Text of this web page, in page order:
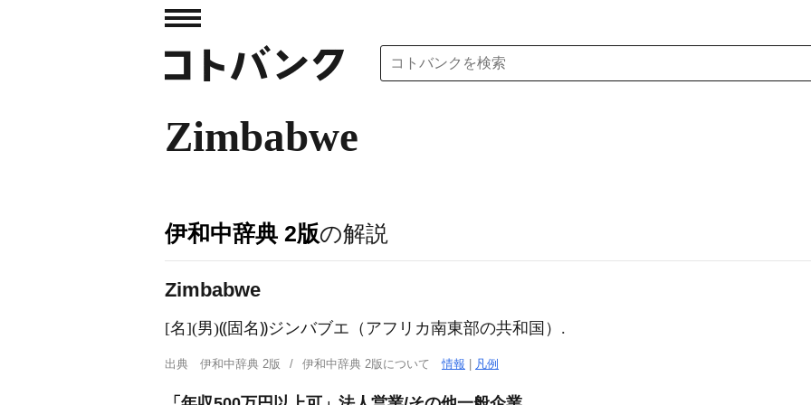
Zimbabwe
伊和中辞典 2版の解説
Zimbabwe
[名](男)⸨固名⸩ジンバブエ（アフリカ南東部の共和国）.
出典 伊和中辞典 2版 伊和中辞典 2版について情報 凡例